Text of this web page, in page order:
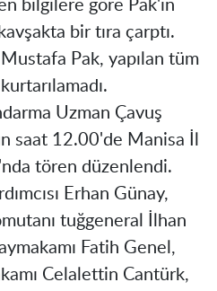
bilgilere göre Pak'ın
bir tıra çarptı.
Pak, yapılan tüm
Uzman Çavuş
saat 12.00'de Manisa İl
tören düzenlendi.
Erhan Günay,
tuğgeneral İlhan
Fatih Genel,
Celalettin Cantürk,